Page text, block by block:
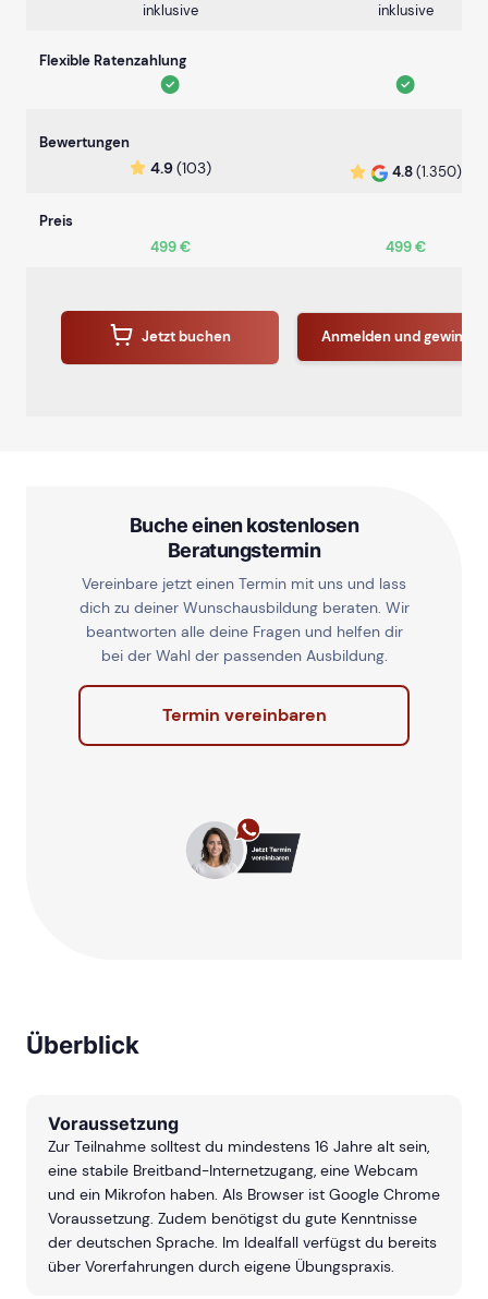
inklusive
inklusive
Flexible Ratenzahlung
Bewertungen
4.9(103) 4.8(1.350)
Preis
499 €
499 €
Jetzt buchen Anmelden und gewinnen
Buche einen kostenlosen
Beratungstermin
Vereinbare jetzt einen Termin mit uns und lass
dich zu deiner Wunschausbildung beraten. Wir
beantworten alle deine Fragen und helfen dir
bei der Wahl der passenden Ausbildung.
Termin vereinbaren
Überblick
Voraussetzung
Zur Teilnahme solltest du mindestens 16 Jahre alt sein,
eine stabile Breitband-Internetzugang, eine Webcam
und ein Mikrofon haben. Als Browser ist Google Chrome
Voraussetzung. Zudem benötigst du gute Kenntnisse
der deutschen Sprache. Im Idealfall verfügst du bereits
über Vorerfahrungen durch eigene Übungspraxis.